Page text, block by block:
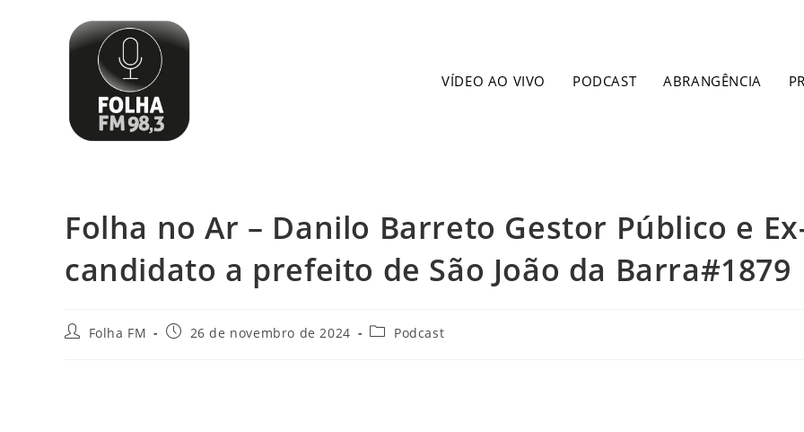
VÍDEO AO VIVO PODCAST ABRANGÊNCIA
Folha no Ar – Danilo Barreto Gestor Público e
candidato a prefeito de São João da Barra#1879
Folha FM 26 de novembro de 2024 Podcast